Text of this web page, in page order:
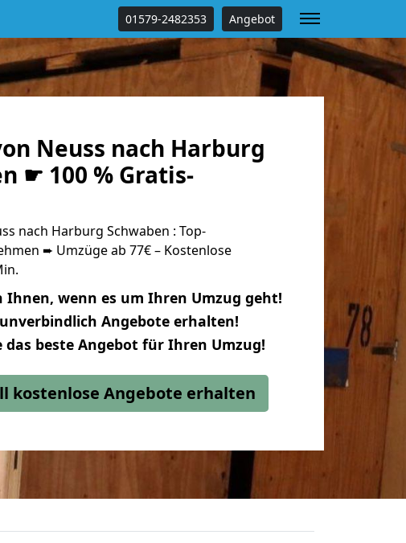
01579-2482353 Angebot
Neuss nach Harburg
☛ 100 % Gratis-
nach Harburg Schwaben : Top-
➨ Umzüge ab 77€ – Kostenlose
Ihnen, wenn es um Ihren Umzug geht!
Angebote erhalten!
das beste Angebot für Ihren Umzug!
kostenlose Angebote erhalten